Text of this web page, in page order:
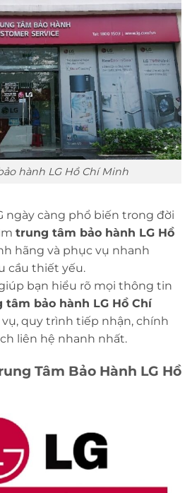
hành LG Hồ Chí Minh
ngày càng phổ biến trong đời
trung tâm bảo hành LG Hồ
hãng và phục vụ nhanh
cầu thiết yếu.
bạn hiểu rõ mọi thông tin
tâm bảo hành LG Hồ Chí
vụ, quy trình tiếp nhận, chính
liên hệ nhanh nhất.
Tâm Bảo Hành LG Hồ